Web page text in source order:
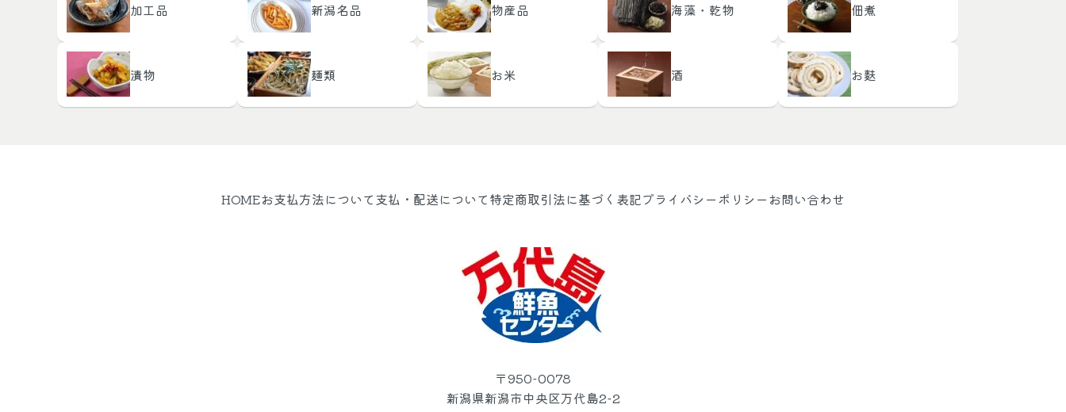
加工品 新潟名品 物産品 海藻・乾物 佃煮
漬物 麺類 お米 酒 お麩
HOMEお支払方法について支払・配送について特定商取引法に基づく表記プライバシーポリシーお問い合わせ
〒950-0078
新潟県新潟市中央区万代島2-2